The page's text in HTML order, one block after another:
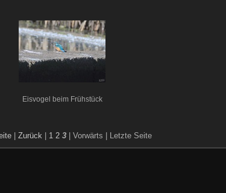
Eisvogel beim Frühstück
| Zurück | 1 2 3 | Vorwärts | Letzte Seite